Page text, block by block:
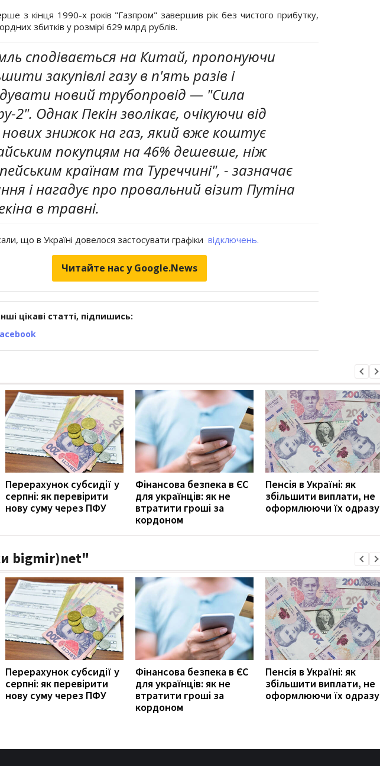
з кінця 1990-х років "Газпром" завершив рік без чистого прибутку,
збитків у розмірі 629 млрд рублів.
сподівається на Китай, пропонуючи
закупівлі газу в п'ять разів і
новий трубопровід — "Сила
2". Однак Пекін зволікає, очікуючи від
нових знижок на газ, який вже коштує
покупцям на 46% дешевше, ніж
країнам та Туреччині", - зазначає
і нагадує про провальний візит Путіна
в травні.
що в Україні довелося застосувати графіки відключень.
Читайте нас у Google.News
цікаві статті, підпишись:
Перерахунок субсидії у
серпні: як перевірити
нову суму через ПФУ
Фінансова безпека в ЄС
для українців: як не
втратити гроші за
кордоном
Пенсія в Україні: як
збільшити виплати, не
оформлюючи їх одразу
bigmir)net"
Перерахунок субсидії у
серпні: як перевірити
нову суму через ПФУ
Фінансова безпека в ЄС
для українців: як не
втратити гроші за
кордоном
Пенсія в Україні: як
збільшити виплати, не
оформлюючи їх одразу